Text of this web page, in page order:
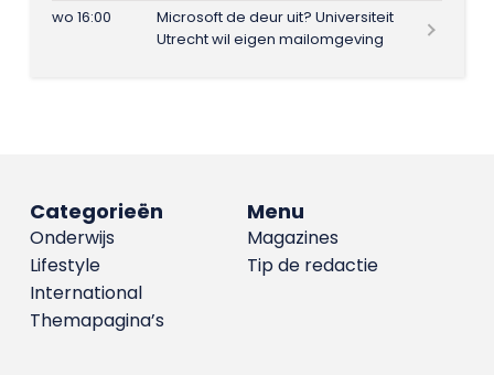
wo 16:00
Microsoft de deur uit? Universiteit
Utrecht wil eigen mailomgeving
Menu
Magazines
Tip de redactie
Categorieën
Onderwijs
Lifestyle
International
Themapagina’s